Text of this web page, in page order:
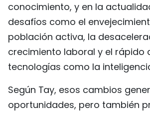
conocimiento, y en la
desafíos como el
población activa, la
crecimiento laboral y el rápido
tecnologías como la
Según Tay, esos cambios
oportunidades, pero también